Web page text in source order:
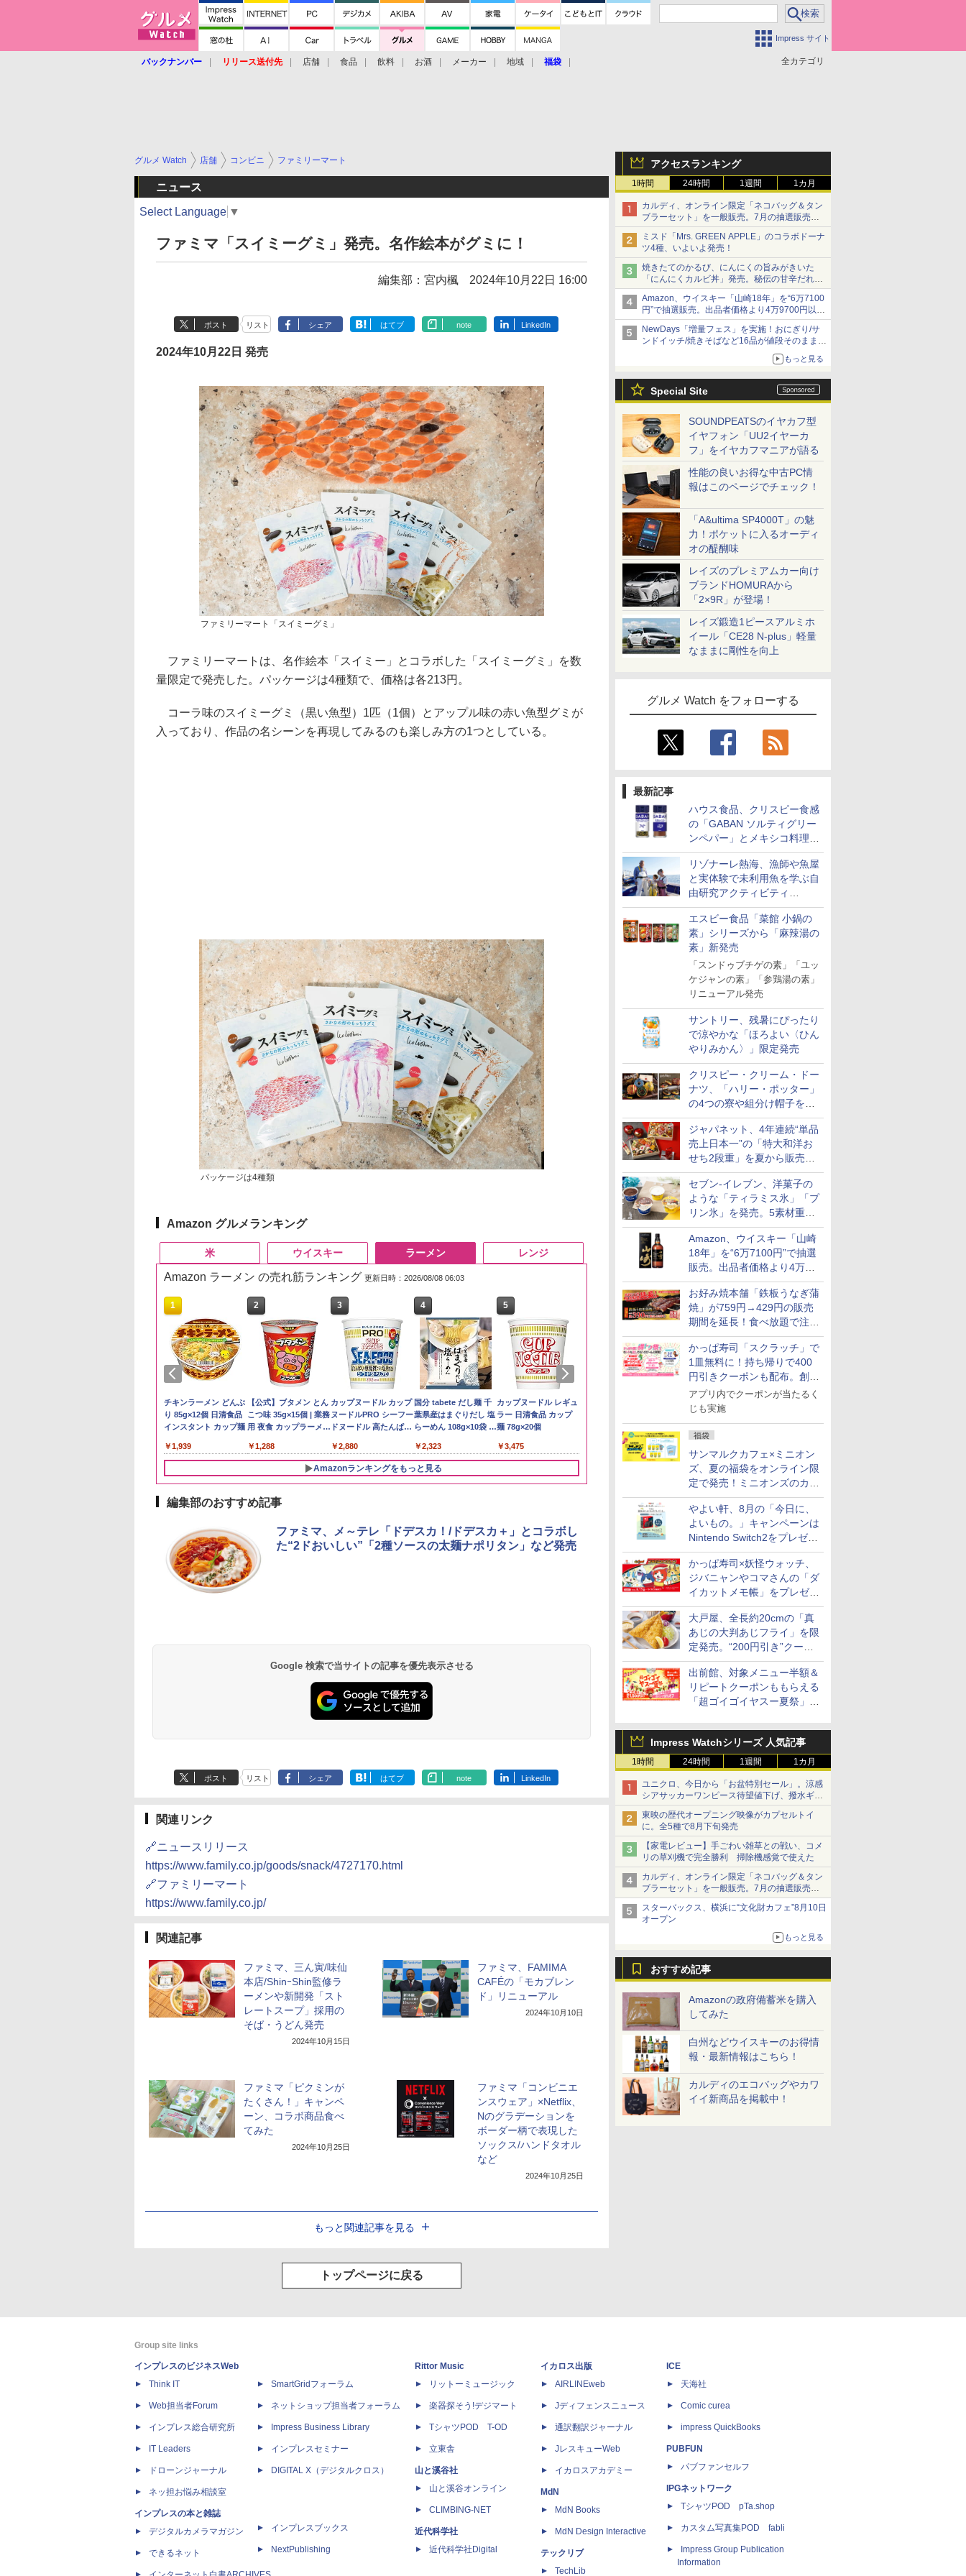
Impress サイト
全カテゴリ
バックナンバー リリース送付先 店舗 食品 飲料 お酒 メーカー 地域 福袋
アクセスランキング
1時間 24時間 1週間 1カ月
カルディ、オンライン限定「ネコバッグ＆タン
ブラーセット」を一般販売。7月の抽選販売の
当選無効分
ミスド「Mrs. GREEN APPLE」のコラボドーナ
ツ4種、いよいよ発売！
焼きたてのかるび、にんにくの旨みがきいた
「にんにくカルビ丼」発売。秘伝の甘辛だれを
絡めた「豚カルビ丼」も復活
Amazon、ウイスキー「山崎18年」を“6万7100
円”で抽選販売。出品者価格より4万9700円以上
お得
NewDays「増量フェス」を実施！おにぎり/サ
ンドイッチ/焼きそばなど16品が値段そのままで
もっと見る
Special Site
SOUNDPEATSのイヤカフ型
イヤフォン「UU2イヤーカ
フ」をイヤカフマニアが語る
性能の良いお得な中古PC情
報はこのページでチェック！
「A&ultima SP4000T」の魅
力！ポケットに入るオーディ
オの醍醐味
レイズのプレミアムカー向け
ブランドHOMURAから
「2×9R」が登場！
レイズ鍛造1ピースアルミホ
イール「CE28 N-plus」軽量
なままに剛性を向上
グルメ Watch をフォローする
最新記事
ハウス食品、クリスピー食感
の「GABAN ソルティグリー
ンペパー」とメキシコ料理に
合う「GABAN チポトレペパ
ー」発売
リゾナーレ熱海、漁師や魚屋
と実体験で未利用魚を学ぶ自
由研究アクティビティ
「Fisherman's Academy」を
実施中
エスビー食品「菜館 小鍋の
素」シリーズから「麻辣湯の
素」新発売
「スンドゥブチゲの素」「ユッ
ケジャンの素」「参鶏湯の素」
リニューアル発売
サントリー、残暑にぴったり
で涼やかな「ほろよい〈ひん
やりみかん〉」限定発売
クリスピー・クリーム・ドー
ナツ、「ハリー・ポッター」
の4つの寮や組分け帽子をイ
メージしたドーナツなど発売
ジャパネット、4年連続“単品
売上日本一”の「特大和洋お
せち2段重」を夏から販売。
73品・年越しそば付き
セブン-イレブン、洋菓子の
ような「ティラミス氷」「プ
リン氷」を発売。5素材重ね
と2層仕立ての濃厚な味わい
Amazon、ウイスキー「山崎
18年」を“6万7100円”で抽選
販売。出品者価格より4万
9700円以上お得
お好み焼本舗「鉄板うなぎ蒲
焼」が759円→429円の販売
期間を延長！食べ放題で注文
可能
かっぱ寿司「スクラッチ」で
1皿無料に！持ち帰りで400
円引きクーポンも配布。創業
祭特別企画第4弾
アプリ内でクーポンが当たるく
じも実施
福袋
サンマルクカフェ×ミニオン
ズ、夏の福袋をオンライン限
定で発売！ミニオンズのカッ
プと2500円相当のチケット
付き
やよい軒、8月の「今日に、
よいもの。」キャンペーンは
Nintendo Switch2をプレゼン
ト
かっぱ寿司×妖怪ウォッチ、
ジバニャンやコマさんの「ダ
イカットメモ帳」をプレゼン
ト
大戸屋、全長約20cmの「真
あじの大判あじフライ」を限
定発売。“200円引き”クーポ
ンも配信
出前館、対象メニュー半額＆
リピートクーポンももらえる
「超ゴイゴイヤスー夏祭」を
Impress Watchシリーズ 人気記事
1時間 24時間 1週間 1カ月
ユニクロ、今日から「お盆特別セール」。涼感
シアサッカーワンピース待望値下げ、撥水ギア
ショーツは1990円に
東映の歴代オープニング映像がカプセルトイ
に。全5種で8月下旬発売
【家電レビュー】手ごわい雑草との戦い、コメ
リの草刈機で完全勝利 掃除機感覚で使えた
カルディ、オンライン限定「ネコバッグ＆タン
ブラーセット」を一般販売。7月の抽選販売の
当選無効分
スターバックス、横浜に“文化財カフェ”8月10日
オープン
もっと見る
おすすめ記事
Amazonの政府備蓄米を購入
してみた
白州などウイスキーのお得情
報・最新情報はこちら！
カルディのエコバッグやカワ
イイ新商品を掲載中！
グルメ Watch 店舗 コンビニ ファミリーマート
ニュース
Select Language ▼
ファミマ「スイミーグミ」発売。名作絵本がグミに！
編集部：宮内楓 2024年10月22日 16:00
ポスト リスト シェア はてブ note LinkedIn
2024年10月22日 発売
ファミリーマート「スイミーグミ」
ファミリーマートは、名作絵本「スイミー」とコラボした「スイミーグミ」を数
量限定で発売した。パッケージは4種類で、価格は各213円。
コーラ味のスイミーグミ（黒い魚型）1匹（1個）とアップル味の赤い魚型グミが
入っており、作品の名シーンを再現してみるのも楽しみ方の1つとしている。
パッケージは4種類
Amazon グルメランキング
米
1
by Amazon 国産ブレ
ンド米 精米 5kg
￥2,650
2
野沢農産 無洗米 青い流
るる コシヒカリ 5kg 長
野県産 令和7年産
￥3,980
3
【在庫処分価格】もも
たろう印 無洗米 5kg 業
務用 お米マイスターブ
￥2,680
4
by Amazon 新潟県産
新潟のお米 無洗米 5kg
￥3,274
5
by Amazon あきたこ
まちブレンド 無洗米
5kg
￥3,396
あきたこまち 令和7年
産 (5kg)
7
新潟県産新之助 無洗米
5kg 令和7年産
￥3,261
8
米のたかさか
ウイスキー
1
ブラックニッカ ニッカ
Nikka ウィスキー
4000ml ブラックニッ
【日本 アサヒ ウィスキ
ー】 大容量 お得 4リッ
トル
￥4,358
2
角瓶 2700ml サントリ
ー ウイスキー ハイボー
ル 大容量
￥6,063
3
角ハイボール
350ml×24本 サントリ
ー ウイスキー ハイボー
￥4,930
4
トリスウイスキー
4000ml サントリー 大
容量 4リットル
￥4,274
5
【数量限定】フロム・
ザ・バレル モルトウイ
スキー500ml アサヒ [
フト プレゼント 贈り
物に】
￥4,402
Story of the Distillery
2026 化粧箱入 700ml
￥19,860
7
甲州韮崎 オリジナル ブ
レンド ウイスキー 4リ
ットル 日本 大容量
4000ml 4L
8
サントリー スコッチ ウ
容量
ラーメン
Amazon ラーメン の売れ筋ランキング 更新日時：2026/08/08 06:03
1
チキンラーメン どんぶ
り 85g×12個 日清食品
インスタント カップ麺
￥1,939
2
【公式】ブタメン とん
こつ味 35g×15個 | 業務
用 夜食 カップラーメン
スタント アウトドアに
も ローリングストック
大人買い おやつカンパ
￥1,288
3
カップヌードル カップ
ヌードルPRO シーフー
ドヌードル 高たんぱく
えめ 78g×12個
￥2,880
4
国分 tabete だし麺 千
葉県産はまぐりだし 塩
らーめん 108g×10袋 保
￥2,323
5
カップヌードル レギュ
ラー 日清食品 カップ
麺 78g×20個
￥3,475
高たんぱく&低糖質 さ
らに塩分控えめ
75g×12個
7
マルちゃん マルちゃん
ZUBAAAN! 横浜家系
醤油豚骨 3食パック
130g×3食
8
とコク] 日清食品 カッ
Amazonランキングをもっと見る
レンジ
し 二人暮らし フラット調理 ブラック RE-
コンパクト 一人暮らし
二人暮らし らくチン!
（絶対湿度）センサー
ノンフライ調理 トース
ト スチームあたため ワ
￥29,478
3
15L 一人暮らし 二人暮
ットテーブル トースト
機能 自動メニュー33種
簡単お手入れ ブラック
YRZ-WF150TV(B)
￥26,130
窯ドーム ER-D80A(K)
理 フラットテーブル
電子レンジ 赤外線セン
サー ノンフライ調理
簡単お手入れ 小型 新
生活 一人暮らし 二人
￥34,546
XJ1-B ブラック 30L 2
パナソニック オーブン
レンジ スチーム ビスト
ロ 最高峰モデル 30L 2
細・64眼スピードセン
サー 時短料理 スマホ連
携 ブラック NE-
日立 過熱水蒸気 オーブ
ンレンジ ヘルシーシェ
フ 31L MRO-S8C W ホ
250℃1段式ワイドオー
ブン
8
コンフィー(COMFEE')
スチームオーブンレン
ジ 25L フラットテーブ
オートメニュー23種 オ
ーブン～250℃ レンジ
~1000W高出力 全国対
応 ヘルツフリー カップ
自動脱臭 消音モード
【2年メーカー保証】
ブラック CF-EA261-
BK
編集部のおすすめ記事
ファミマ、メ～テレ「ドデスカ！/ドデスカ＋」とコラボし
た“2ドおいしい”「2種ソースの太麺ナポリタン」など発売
Google 検索で当サイトの記事を優先表示させる
ポスト リスト シェア はてブ note LinkedIn
関連リンク
🔗ニュースリリース
https://www.family.co.jp/goods/snack/4727170.html
🔗ファミリーマート
https://www.family.co.jp/
関連記事
ファミマ、三ん寅/味仙
本店/ShinｰShin監修ラ
ーメンや新開発「スト
レートスープ」採用の
そば・うどん発売
2024年10月15日
ファミマ、FAMIMA
CAFÉの「モカブレン
ド」リニューアル
2024年10月10日
ファミマ「ピクミンが
たくさん！」キャンペ
ーン、コラボ商品食べ
てみた
2024年10月25日
ファミマ「コンビニエ
ンスウェア」×Netflix、
Nのグラデーションを
ボーダー柄で表現した
ソックス/ハンドタオル
など
2024年10月25日
もっと関連記事を見る
トップページに戻る
Group site links
インプレスのビジネスWeb
Think IT
Web担当者Forum
インプレス総合研究所
IT Leaders
ドローンジャーナル
ネッ担お悩み相談室
インプレスの本と雑誌
デジタルカメラマガジン
できるネット
SmartGridフォーラム
ネットショップ担当者フォーラム
Impress Business Library
インプレスセミナー
DIGITAL X（デジタルクロス）
インプレスブックス
NextPublishing
Rittor Music
リットーミュージック
楽器探そう!デジマート
TシャツPOD T-OD
立東舎
山と溪谷社
山と溪谷オンライン
CLIMBING-NET
近代科学社
近代科学社Digital
イカロス出版
AIRLINEweb
Jディフェンスニュース
通訳翻訳ジャーナル
JレスキューWeb
イカロスアカデミー
MdN
MdN Books
MdN Design Interactive
テックリブ
TechLib
ICE
天海社
Comic curea
impress QuickBooks
PUBFUN
パブファンセルフ
IPGネットワーク
TシャツPOD pTa.shop
カスタム写真集POD fabli
Impress Group Publication
Information